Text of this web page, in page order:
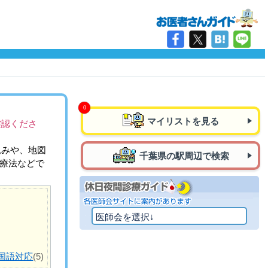
くださ
や、地図
法などで
語対応(5)
マイリストを見る
千葉県の駅周辺で検索